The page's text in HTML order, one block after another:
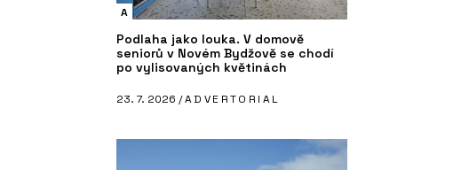
A
Podlaha jako louka. V domově
seniorů v Novém Bydžově se chodí
po vylisovaných květinách
23. 7. 2026 /ADVERTORIAL